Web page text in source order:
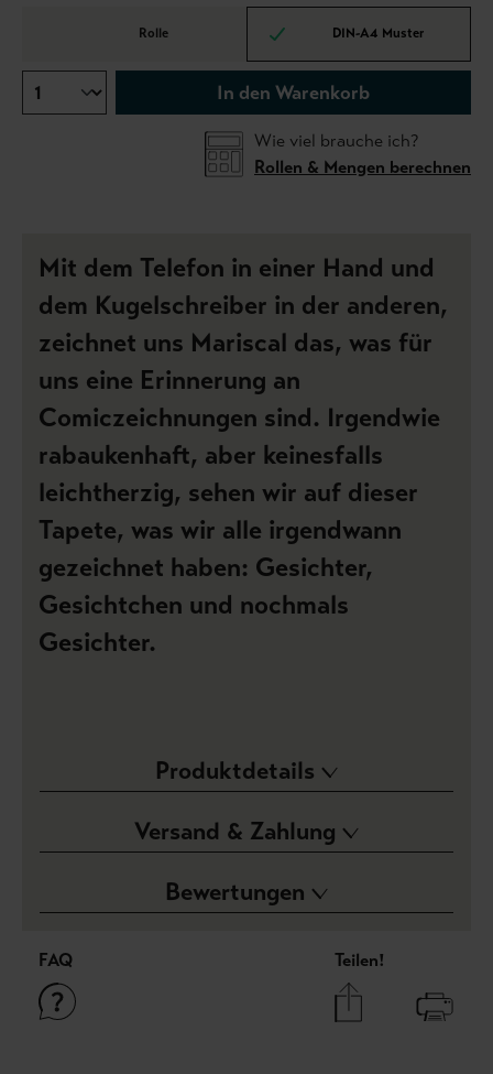
Rolle DIN-A4 Muster
In den Warenkorb
Wie viel brauche ich?
Rollen & Mengen berechnen
Mit dem Telefon in einer Hand und
dem Kugelschreiber in der anderen,
zeichnet uns Mariscal das, was für
uns eine Erinnerung an
Comiczeichnungen sind. Irgendwie
rabaukenhaft, aber keinesfalls
leichtherzig, sehen wir auf dieser
Tapete, was wir alle irgendwann
gezeichnet haben: Gesichter,
Gesichtchen und nochmals
Gesichter.
Produktdetails
Versand & Zahlung
Bewertungen
FAQ Teilen!